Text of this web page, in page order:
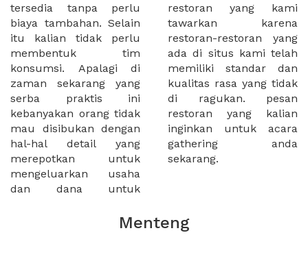
tersedia tanpa perlu
biaya tambahan. Selain
itu kalian tidak perlu
membentuk tim
konsumsi. Apalagi di
zaman sekarang yang
serba praktis ini
kebanyakan orang tidak
mau disibukan dengan
hal-hal detail yang
merepotkan untuk
mengeluarkan usaha
dan dana untuk
restoran yang kami
tawarkan karena
restoran-restoran yang
ada di situs kami telah
memiliki standar dan
kualitas rasa yang tidak
di ragukan. pesan
restoran yang kalian
inginkan untuk acara
gathering anda
sekarang.
Menteng